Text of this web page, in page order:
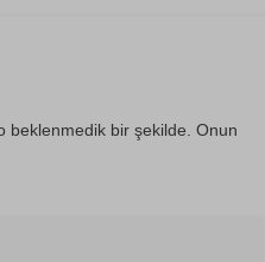
beklenmedik bir şekilde. Onun